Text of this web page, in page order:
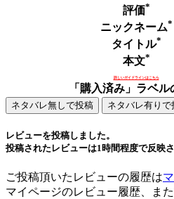
評価*
ニックネーム*
タイトル*
本文*
詳しいガイドラインはこちら
「購入済み」ラベル
レビューを投稿しました。
投稿されたレビューは1時間程度で反映さ
ご投稿頂いたレビューの履歴は
マイページのレビュー履歴、ま